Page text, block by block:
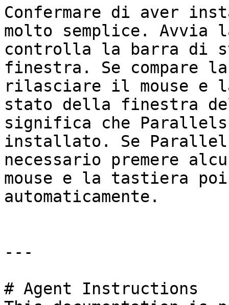
Confermare di aver
molto semplice. Avvia
controlla la barra di
finestra. Se compare
rilasciare il mouse e
stato della finestra
significa che
installato. Se
necessario premere
mouse e la tastiera
automaticamente.
---
# Agent Instructions